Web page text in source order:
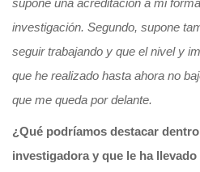
supone una acreditación a mi
investigación. Segundo, supone
seguir trabajando y que el nivel y
que he realizado hasta ahora no
que me queda por delante.
¿Qué podríamos destacar
investigadora y que le ha